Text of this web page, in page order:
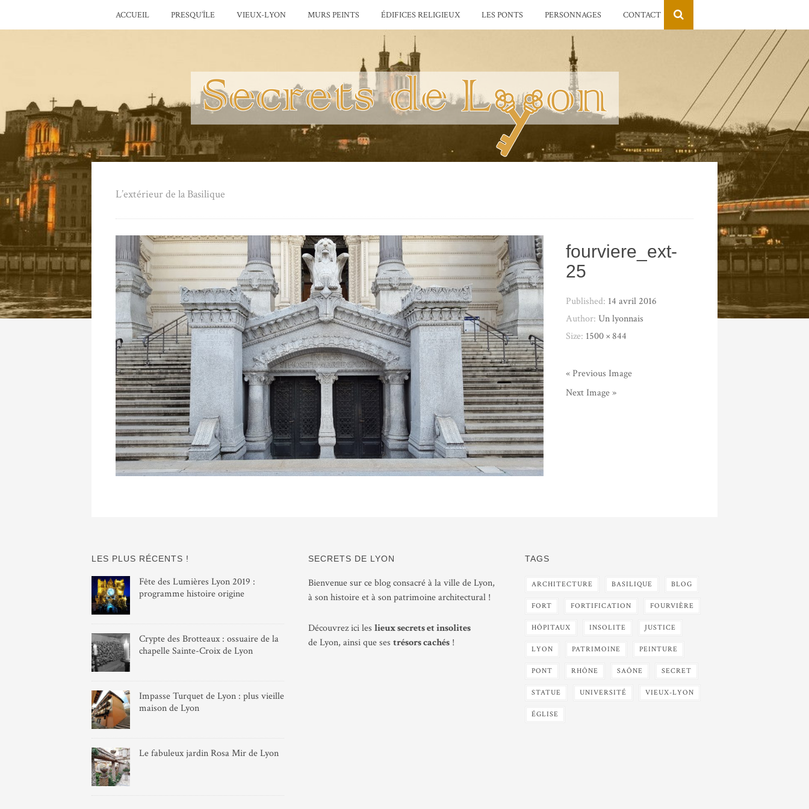
ACCUEIL PRESQU’ÎLE VIEUX-LYON MURS PEINTS ÉDIFICES RELIGIEUX LES PONTS PERSONNAGES CONTACT
L’extérieur de la Basilique
fourviere_ext-
25
Published: 14 avril 2016
Author: Un lyonnais
Size: 1500 × 844
« Previous Image
Next Image »
LES PLUS RÉCENTS !
Fête des Lumières Lyon 2019 :
programme histoire origine
Crypte des Brotteaux : ossuaire de la
chapelle Sainte-Croix de Lyon
Impasse Turquet de Lyon : plus vieille
maison de Lyon
Le fabuleux jardin Rosa Mir de Lyon
SECRETS DE LYON
Bienvenue sur ce blog consacré à la ville de Lyon,
à son histoire et à son patrimoine architectural !
Découvrez ici les lieux secrets et insolites
de Lyon, ainsi que ses trésors cachés !
TAGS
ARCHITECTURE BASILIQUE BLOG
FORT FORTIFICATION FOURVIÈRE
HÔPITAUX INSOLITE JUSTICE
LYON PATRIMOINE PEINTURE
PONT RHÔNE SAÔNE SECRET
STATUE UNIVERSITÉ VIEUX-LYON
ÉGLISE